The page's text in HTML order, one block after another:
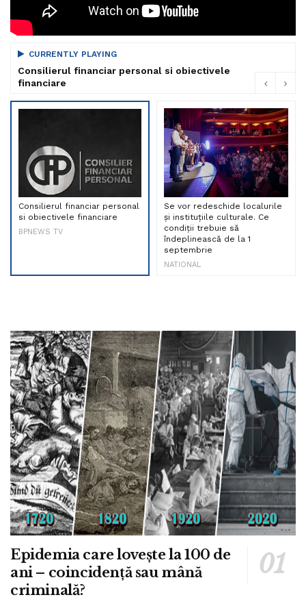
CURRENTLY PLAYING
Consilierul financiar personal si obiectivele
financiare
Consilierul financiar personal
si obiectivele financiare
BPNEWS TV
Se vor redeschide localurile
și instituțiile culturale. Ce
condiții trebuie să
îndeplinească de la 1
septembrie
NATIONAL
Epidemia care lovește la 100 de
ani – coincidență sau mână
criminală?